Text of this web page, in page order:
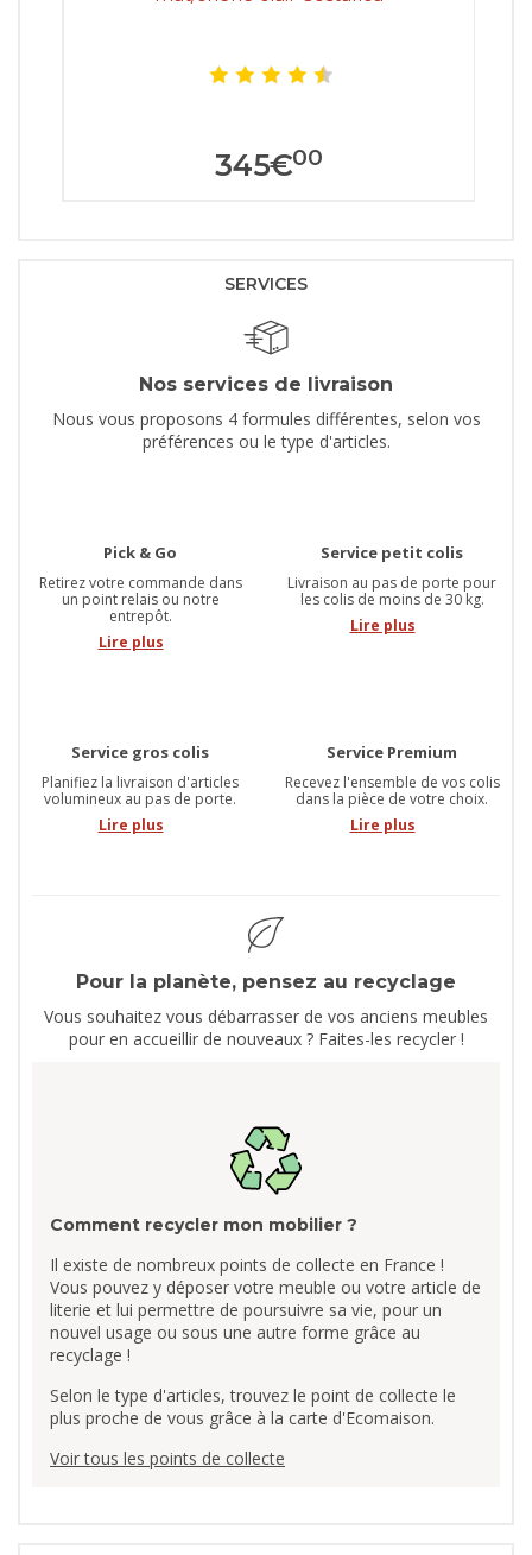
345€00
SERVICES
Nos services de livraison
Nous vous proposons 4 formules différentes, selon vos
préférences ou le type d'articles.
Pick & Go
Retirez votre commande dans
un point relais ou notre
entrepôt.
Lire plus
Service petit colis
Livraison au pas de porte pour
les colis de moins de 30 kg.
Lire plus
Service gros colis
Planifiez la livraison d'articles
volumineux au pas de porte.
Lire plus
Service Premium
Recevez l'ensemble de vos colis
dans la pièce de votre choix.
Lire plus
Pour la planète, pensez au recyclage
Vous souhaitez vous débarrasser de vos anciens meubles
pour en accueillir de nouveaux ? Faites-les recycler !
Comment recycler mon mobilier ?
Il existe de nombreux points de collecte en France !
Vous pouvez y déposer votre meuble ou votre article de
literie et lui permettre de poursuivre sa vie, pour un
nouvel usage ou sous une autre forme grâce au
recyclage !
Selon le type d'articles, trouvez le point de collecte le
plus proche de vous grâce à la carte d'Ecomaison.
Voir tous les points de collecte